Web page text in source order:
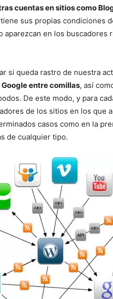
cuentas en sitios como
sus propias condiciones
aparezcan en los buscadores
si queda rastro de nuestra
entre comillas, así
De este modo, y para
de los sitios en los que
casos como en la
de cualquier tipo.